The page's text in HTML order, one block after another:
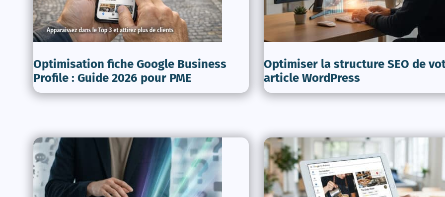
Optimisation fiche Google Business
Profile : Guide 2026 pour PME
Optimiser la structure SEO de
article WordPress